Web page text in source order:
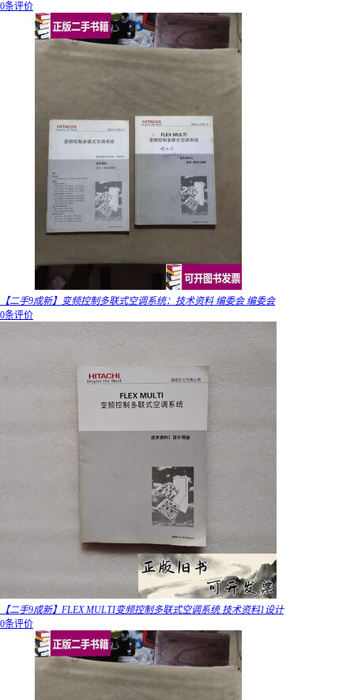
0条评价
【二手9成新】变频控制多联式空调系统：技术资料 编委会 编委会
0条评价
【二手9成新】FLEX MULTI变频控制多联式空调系统 技术资料1设计
0条评价